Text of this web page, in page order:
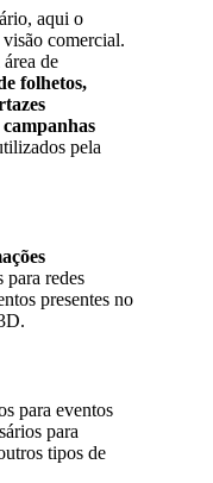
aqui o
comercial.
de
folhetos,
pela
redes
presentes no
para eventos
para
tipos de